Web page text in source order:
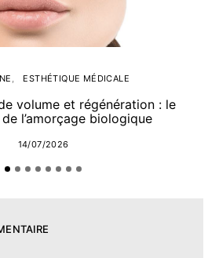
ESTHÉTIQUE MÉDICALE
volume et régénération : le
l’amorçage biologique
14/07/2026